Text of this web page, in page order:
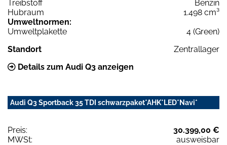
Treibstoff
Benzin
Hubraum
1.498 cm³
Umweltnormen:
Umweltplakette
4 (Green)
Standort
Zentrallager
Details zum Audi Q3 anzeigen
Audi Q3 Sportback 35 TDI schwarzpaket*AHK*LED*Navi*
Preis:
30.399,00 €
MWSt:
ausweisbar